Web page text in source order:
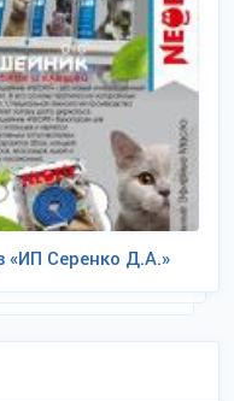
«ИП Серенко Д.А.»